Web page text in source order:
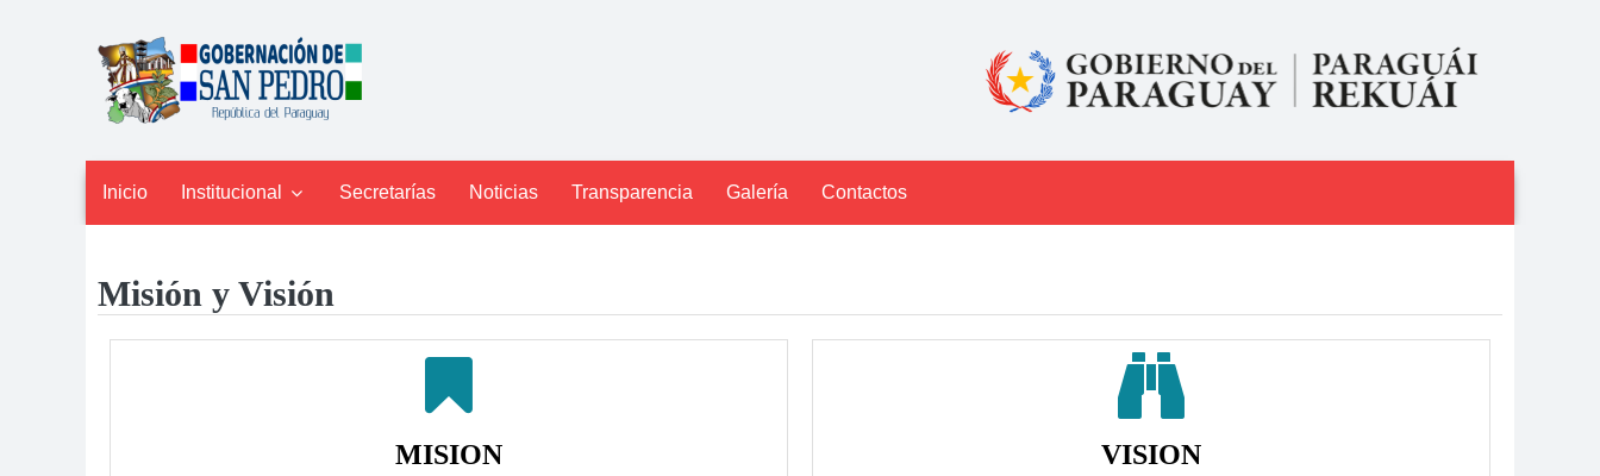
Inicio Institucional  Secretarías Noticias Transparencia Galería Contactos
Misión y Visión

MISION

VISION